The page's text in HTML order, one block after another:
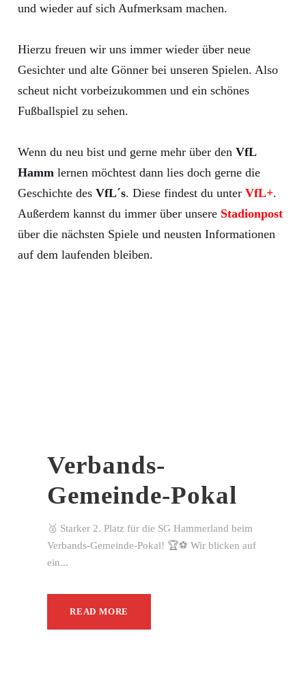
und wieder auf sich Aufmerksam machen.
Hierzu freuen wir uns immer wieder über neue
Gesichter und alte Gönner bei unseren Spielen. Also
scheut nicht vorbeizukommen und ein schönes
Fußballspiel zu sehen.
Wenn du neu bist und gerne mehr über den VfL
Hamm lernen möchtest dann lies doch gerne die
Geschichte des VfL´s. Diese findest du unter VfL+.
Außerdem kannst du immer über unsere Stadionpost
über die nächsten Spiele und neusten Informationen
auf dem laufenden bleiben.
Verbands-
Gemeinde-Pokal
🥈 Starker 2. Platz für die SG Hammerland beim
Verbands-Gemeinde-Pokal! 🏆⚽ Wir blicken auf
ein...
READ MORE